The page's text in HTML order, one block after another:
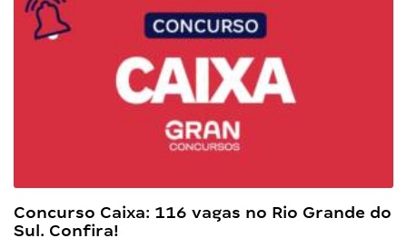
Concurso Caixa: 116 vagas no Rio Grande do
Sul. Confira!